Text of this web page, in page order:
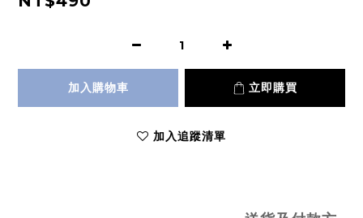
加入購物車 立即購買
加入追蹤清單